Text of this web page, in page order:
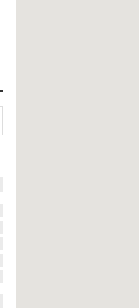
trattamento dei miei dati